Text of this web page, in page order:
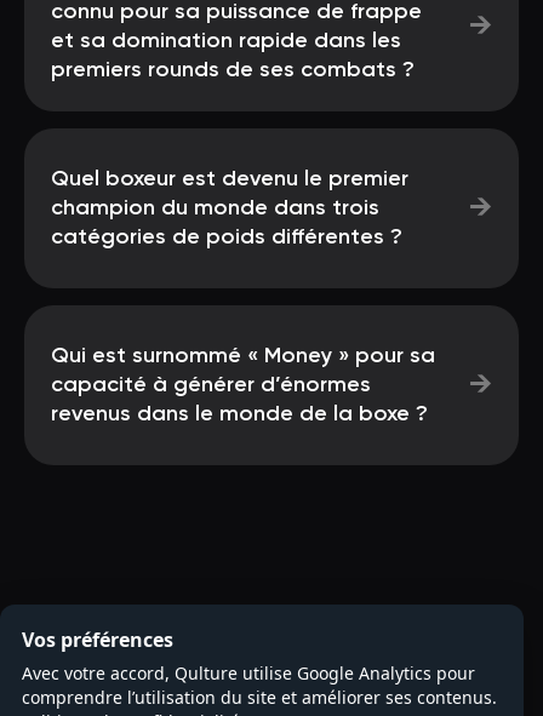
connu pour sa puissance de frappe
et sa domination rapide dans les
premiers rounds de ses combats ?
→
Quel boxeur est devenu le premier
champion du monde dans trois
catégories de poids différentes ?
→
Qui est surnommé « Money » pour sa
capacité à générer d’énormes
revenus dans le monde de la boxe ?
→
Vos préférences
Avec votre accord, Qulture utilise Google Analytics pour
comprendre l’utilisation du site et améliorer ses contenus.